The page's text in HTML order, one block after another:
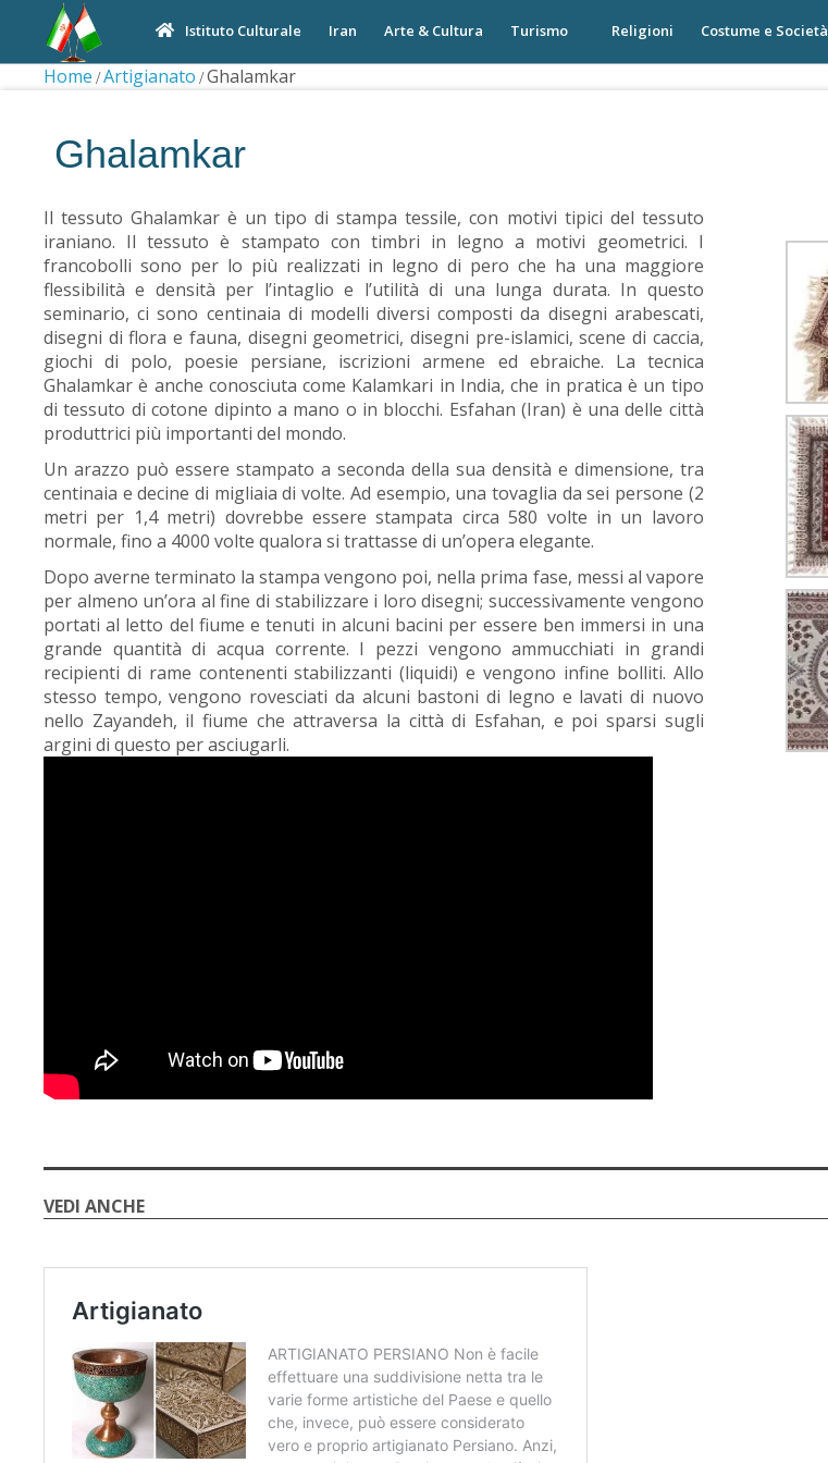
Istituto Culturale Iran Arte & Cultura Turismo Religioni Costume e Società
Home Artigianato Ghalamkar
Ghalamkar
Il tessuto Ghalamkar è un tipo di stampa tessile, con motivi tipici del tessuto
iraniano. Il tessuto è stampato con timbri in legno a motivi geometrici. I
francobolli sono per lo più realizzati in legno di pero che ha una maggiore
flessibilità e densità per l’intaglio e l’utilità di una lunga durata. In questo
seminario, ci sono centinaia di modelli diversi composti da disegni arabescati,
disegni di flora e fauna, disegni geometrici, disegni pre-islamici, scene di caccia,
giochi di polo, poesie persiane, iscrizioni armene ed ebraiche. La tecnica
Ghalamkar è anche conosciuta come Kalamkari in India, che in pratica è un tipo
di tessuto di cotone dipinto a mano o in blocchi. Esfahan (Iran) è una delle città
produttrici più importanti del mondo.
Un arazzo può essere stampato a seconda della sua densità e dimensione, tra
centinaia e decine di migliaia di volte. Ad esempio, una tovaglia da sei persone (2
metri per 1,4 metri) dovrebbe essere stampata circa 580 volte in un lavoro
normale, fino a 4000 volte qualora si trattasse di un’opera elegante.
Dopo averne terminato la stampa vengono poi, nella prima fase, messi al vapore
per almeno un’ora al fine di stabilizzare i loro disegni; successivamente vengono
portati al letto del fiume e tenuti in alcuni bacini per essere ben immersi in una
grande quantità di acqua corrente. I pezzi vengono ammucchiati in grandi
recipienti di rame contenenti stabilizzanti (liquidi) e vengono infine bolliti. Allo
stesso tempo, vengono rovesciati da alcuni bastoni di legno e lavati di nuovo
nello Zayandeh, il fiume che attraversa la città di Esfahan, e poi sparsi sugli
argini di questo per asciugarli.
VEDI ANCHE
RIPRISTINA 🇮🇹 🇬🇧